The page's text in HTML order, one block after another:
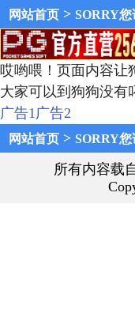
网站首页 > SORRY您
哎哟喂！页面内容让
大家可以到狗狗没有
广告1广告2
网站首页 > SORRY您
所有内容载